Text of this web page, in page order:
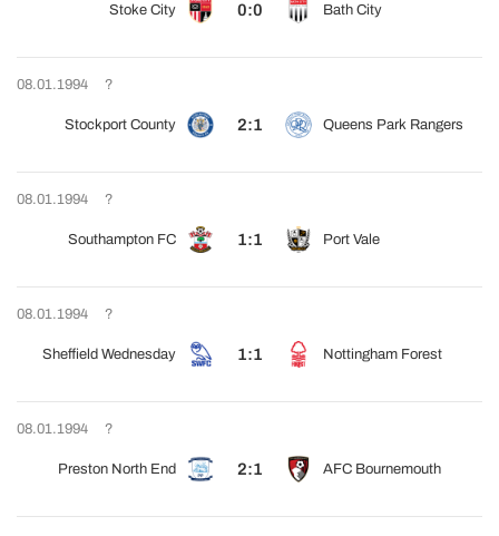
Stoke City 0:0 Bath City
08.01.1994 ?
Stockport County 2:1 Queens Park Rangers
08.01.1994 ?
Southampton FC 1:1 Port Vale
08.01.1994 ?
Sheffield Wednesday 1:1 Nottingham Forest
08.01.1994 ?
Preston North End 2:1 AFC Bournemouth